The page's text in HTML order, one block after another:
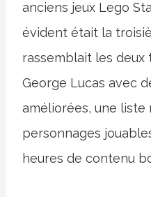
anciens jeux Lego
évident était la
rassemblait les deux
George Lucas avec
améliorées, une liste
personnages
heures de contenu